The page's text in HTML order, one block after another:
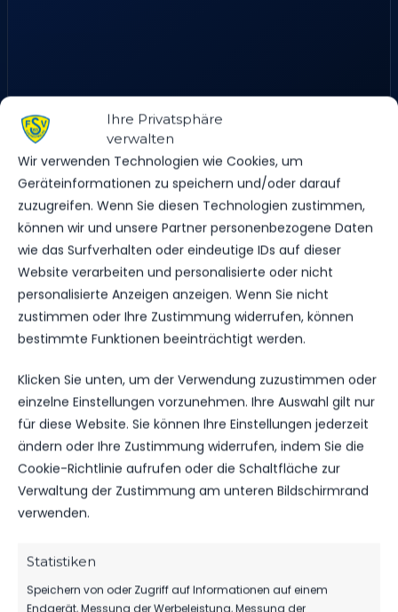
Ihre Privatsphäre
verwalten
Wir verwenden Technologien wie Cookies, um
Geräteinformationen zu speichern und/oder darauf
zuzugreifen. Wenn Sie diesen Technologien zustimmen,
können wir und unsere Partner personenbezogene Daten
wie das Surfverhalten oder eindeutige IDs auf dieser
Website verarbeiten und personalisierte oder nicht
personalisierte Anzeigen anzeigen. Wenn Sie nicht
zustimmen oder Ihre Zustimmung widerrufen, können
bestimmte Funktionen beeinträchtigt werden.
Klicken Sie unten, um der Verwendung zuzustimmen oder
einzelne Einstellungen vorzunehmen. Ihre Auswahl gilt nur
für diese Website. Sie können Ihre Einstellungen jederzeit
ändern oder Ihre Zustimmung widerrufen, indem Sie die
Cookie-Richtlinie aufrufen oder die Schaltfläche zur
Verwaltung der Zustimmung am unteren Bildschirmrand
verwenden.
Statistiken
Speichern von oder Zugriff auf Informationen auf einem
Endgerät, Messung der Werbeleistung, Messung der
An den Ziegeleien 16, 14943 Luckenwalde, Deutschland
ERGEBNIS
MANNSCHAFT TORE SPIELAUSGANG
5
SPIELSTATISTIKEN
FSV 63 LUCKENWALDE B-JUGEND